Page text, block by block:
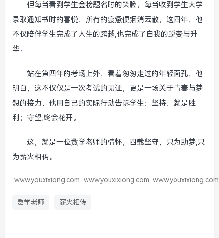
但每当看到学生金榜题名时的笑脸，每当收到学生大学
录取通知书时的喜悦，所有的疲惫便烟消云散，这四年，他
不仅陪伴学生完成了人生的跨越,也完成了自我的蜕变与升
华。
站在第四年的考场上外，看着匆匆走过的年轻面孔，他
明白，这不仅仅是一次考试的见证，更是一场关于青春与梦
想的接力，他用自己的实际行动告诉学生：坚持，就是胜
利；守望,终会花开。
这，就是一位数学老师的情怀，四载坚守，只为助梦,只
为薪火相传。
www.youxixiong.com www.youxixiong.com www.youxixiong.com
数学老师 薪火相传